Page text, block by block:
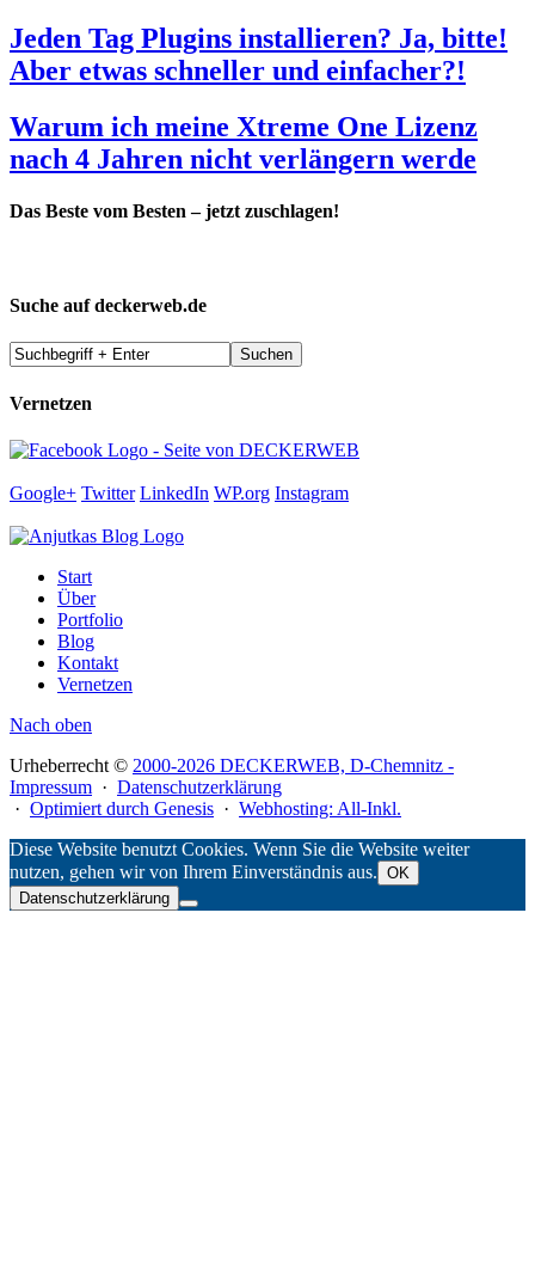
Jeden Tag Plugins installieren? Ja, bitte!
Aber etwas schneller und einfacher?!
Warum ich meine Xtreme One Lizenz
nach 4 Jahren nicht verlängern werde
Das Beste vom Besten – jetzt zuschlagen!
Suche auf deckerweb.de
Vernetzen
Google+ Twitter LinkedIn WP.org Instagram
Start
Über
Portfolio
Blog
Kontakt
Vernetzen
Nach oben
Urheberrecht © 2000-2026 DECKERWEB, D-Chemnitz -
Impressum · Datenschutzerklärung
· Optimiert durch Genesis · Webhosting: All-Inkl.
Diese Website benutzt Cookies. Wenn Sie die Website weiter
nutzen, gehen wir von Ihrem Einverständnis aus. OK
Datenschutzerklärung